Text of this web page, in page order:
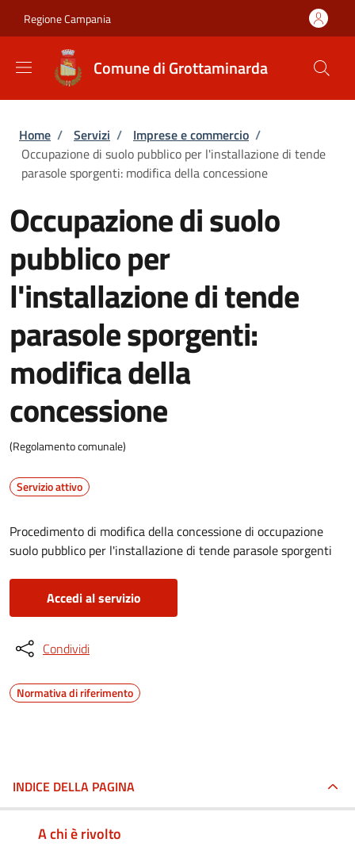
Regione Campania
Comune di Grottaminarda
Briciole di pane
Home / Servizi / Imprese e commercio /
Occupazione di suolo pubblico per l'installazione di tende
parasole sporgenti: modifica della concessione
Occupazione di suolo
pubblico per
l'installazione di tende
parasole sporgenti:
modifica della
concessione
(Regolamento comunale)
Servizio attivo
Procedimento di modifica della concessione di occupazione
suolo pubblico per l'installazione di tende parasole sporgenti
Accedi al servizio
Condividi
Normativa di riferimento
INDICE DELLA PAGINA
A chi è rivolto